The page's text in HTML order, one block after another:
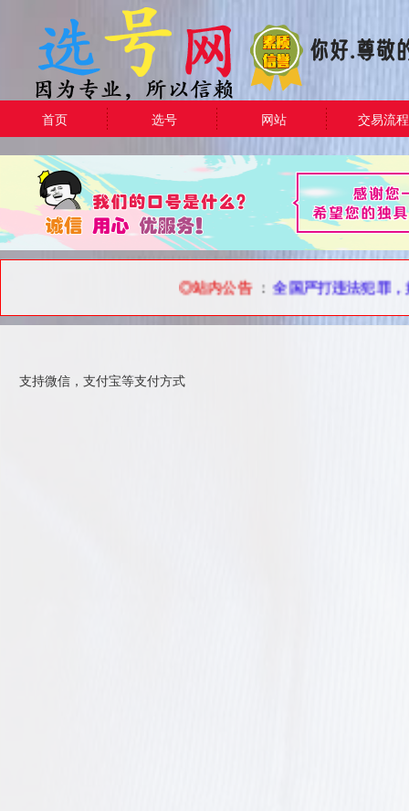
首页 选号 网站 交易流程
全国严打违法犯罪，如果拿账号用作
支持微信，支付宝等支付方式